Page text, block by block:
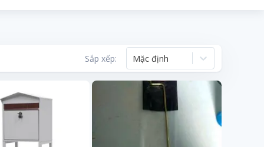
Sắp xếp: Mặc định